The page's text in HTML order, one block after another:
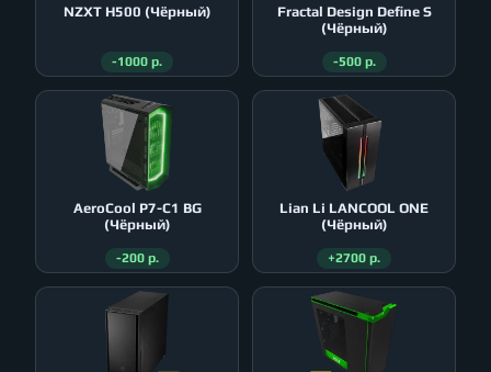
NZXT H500 (Чёрный)
-1000 р.
Fractal Design Define S
(Чёрный)
-500 р.
AeroСool P7-C1 BG
(Чёрный)
-200 р.
Lian Li LANCOOL ONE
(Чёрный)
+2700 р.